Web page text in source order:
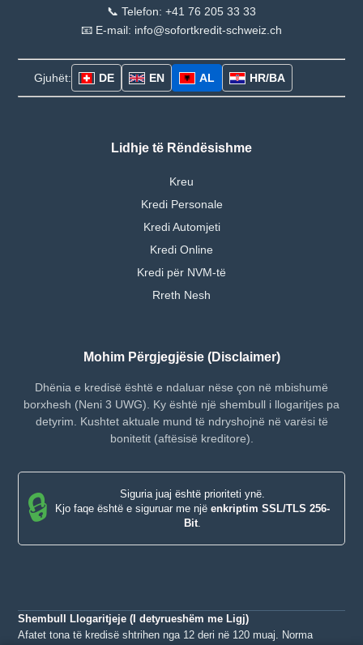
📞 Telefon: +41 76 205 33 33
📧 E-mail: info@sofortkredit-schweiz.ch
Gjuhët: DE EN AL HR/BA
Lidhje të Rëndësishme
Kreu
Kredi Personale
Kredi Automjeti
Kredi Online
Kredi për NVM-të
Rreth Nesh
Mohim Përgjegjësie (Disclaimer)
Dhënia e kredisë është e ndaluar nëse çon në mbishumë
borxhesh (Neni 3 UWG). Ky është një shembull i llogaritjes pa
detyrim. Kushtet aktuale mund të ndryshojnë në varësi të
bonitetit (aftësisë kreditore).
🔒
Siguria juaj është prioriteti ynë.
Kjo faqe është e siguruar me një enkriptim SSL/TLS 256-
Bit
Shembull Llogaritjeje (I detyrueshëm me Ligj)
Afatet tona të kredisë shtrihen nga 12 deri në 120 muaj. Norma